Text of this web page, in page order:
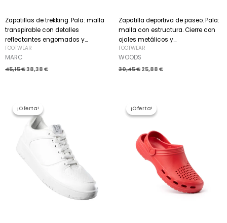
Zapatillas de trekking. Pala: malla
transpirable con detalles
reflectantes engomados y...
FOOTWEAR
MARC
45,15€38,38 €
Zapatilla deportiva de paseo. Pala:
malla con estructura. Cierre con
ojales metálicos y...
FOOTWEAR
WOODS
30,45€ 25,88 €
¡Oferta!
¡Oferta!
original
era:
30,45 €.
25,88 €.
¡Oferta!
¡Oferta!
original
era:
actual
es: